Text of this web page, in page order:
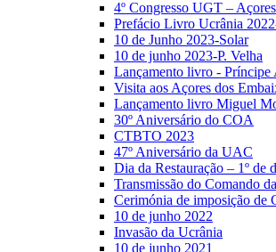
4º Congresso UGT – Açores
Prefácio Livro Ucrânia
10 de Junho 2023-Solar
10 de junho 2023-P. Velha
Lançamento livro -
Visita aos Açores dos
Lançamento livro Miguel
30º Aniversário do COA
CTBTO 2023
47º Aniversário da UAC
Dia da Restauração – 1º de
Transmissão do Comando
Cerimónia de imposição de
10 de junho 2022
Invasão da Ucrânia
10 de junho 2021